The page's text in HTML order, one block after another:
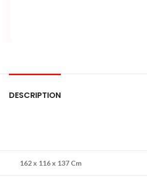
DESCRIPTION
162 x 116 x 137 Cm